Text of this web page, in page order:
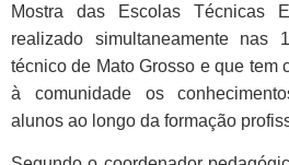
Mostra das Escolas Técnicas
realizado simultaneamente nas
técnico de Mato Grosso e que tem
à comunidade os
alunos ao longo da formação